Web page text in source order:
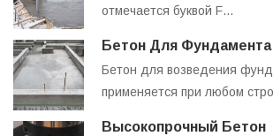
отмечается буквой F…
Бетон Для Фундамента
Бетон для возведения
применяется при любом
Высокопрочный Бетон